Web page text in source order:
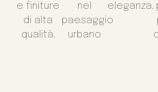
e finiture
di alta
qualità.
nel
paesaggio
urbano
eleganza.